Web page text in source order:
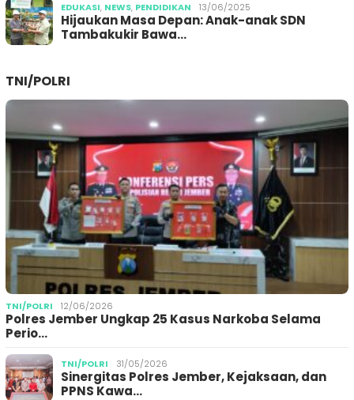
EDUKASI, NEWS, PENDIDIKAN 13/06/2025
Hijaukan Masa Depan: Anak-anak SDN
Tambakukir Bawa…
TNI/POLRI
TNI/POLRI 12/06/2026
Polres Jember Ungkap 25 Kasus Narkoba Selama
Perio…
TNI/POLRI 31/05/2026
Sinergitas Polres Jember, Kejaksaan, dan
PPNS Kawa…